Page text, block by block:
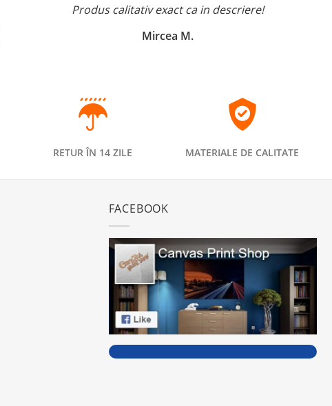
Produs calitativ exact ca in descriere!
Mircea M.
RETUR ÎN 14 ZILE MATERIALE DE CALITATE
FACEBOOK